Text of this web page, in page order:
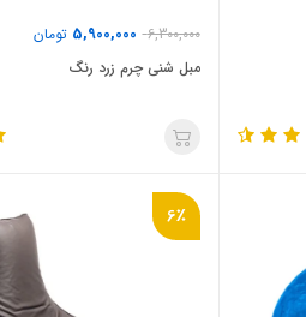
6,300,000
5,900,000 تومان
مبل شنی چرم زرد رنگ
6٪